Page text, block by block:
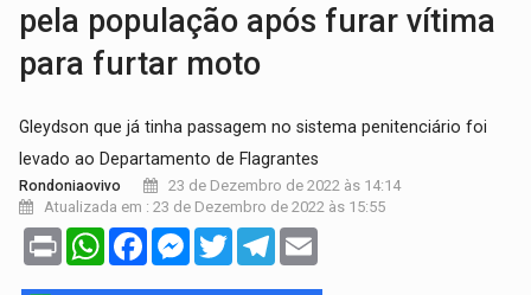
pela população após furar vítima
para furtar moto
Gleydson que já tinha passagem no sistema penitenciário foi
levado ao Departamento de Flagrantes
Rondoniaovivo
23 de Dezembro de 2022 às 14:14
Atualizada em : 23 de Dezembro de 2022 às 15:55
Print WhatsAppFacebookMessenger
TwitterTelegram